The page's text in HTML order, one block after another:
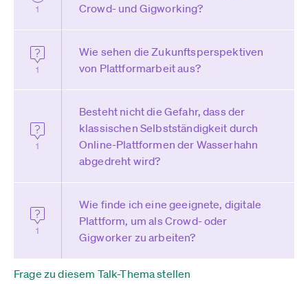
1
Crowd- und Gigworking?
1
Wie sehen die Zukunftsperspektiven
von Plattformarbeit aus?
1
Besteht nicht die Gefahr, dass der
klassischen Selbstständigkeit durch
Online-Plattformen der Wasserhahn
abgedreht wird?
1
Wie finde ich eine geeignete, digitale
Plattform, um als Crowd- oder
Gigworker zu arbeiten?
Frage zu diesem Talk-Thema stellen